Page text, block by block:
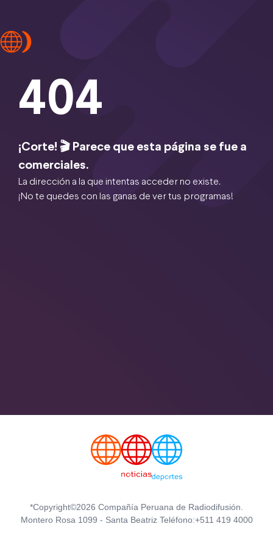
404
¡Corte! 🎬 Parece que esta página se fue a
comerciales.
La dirección a la que intentas acceder no existe.
¡No te quedes con las ganas de ver tus programas!
*Copyright©2026 Compañía Peruana de Radiodifusión.
Montero Rosa 1099 - Santa Beatriz Teléfono:+511 419 4000